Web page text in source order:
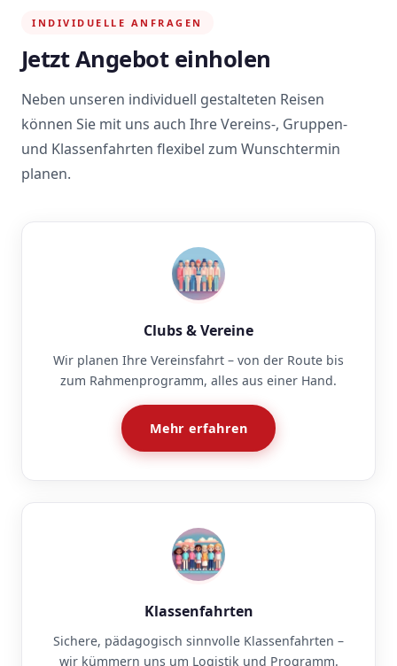
INDIVIDUELLE ANFRAGEN
Jetzt Angebot einholen
Neben unseren individuell gestalteten Reisen
können Sie mit uns auch Ihre Vereins-, Gruppen-
und Klassenfahrten flexibel zum Wunschtermin
planen.
Clubs & Vereine
Wir planen Ihre Vereinsfahrt – von der Route bis
zum Rahmenprogramm, alles aus einer Hand.
Mehr erfahren
Klassenfahrten
Sichere, pädagogisch sinnvolle Klassenfahrten –
wir kümmern uns um Logistik und Programm.